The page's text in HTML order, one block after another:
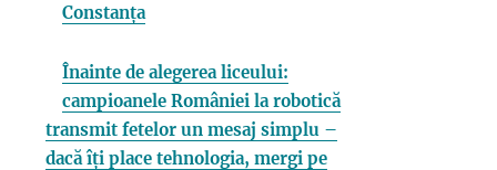
Constanța
Înainte de alegerea liceului:
campioanele României la robotică
transmit fetelor un mesaj simplu –
dacă îți place tehnologia, mergi pe